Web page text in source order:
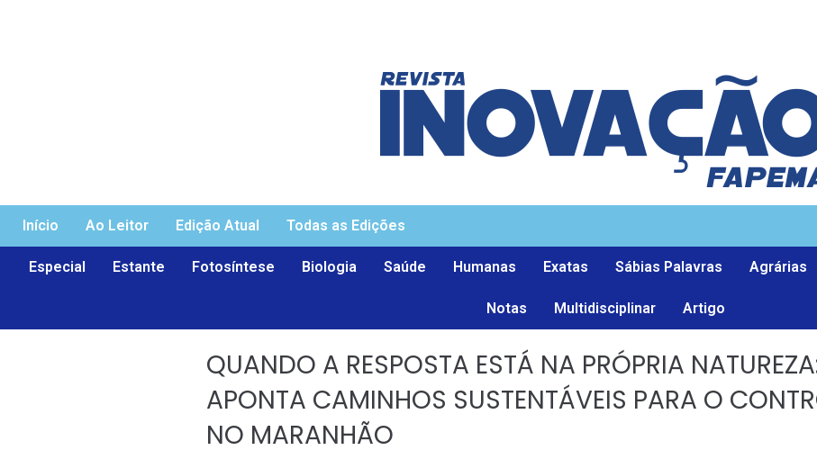
Início Ao Leitor Edição Atual Todas as Edições
Especial Estante Fotosíntese Biologia Saúde Humanas Exatas Sábias Palavras Agrárias
Notas Multidisciplinar Artigo
QUANDO A RESPOSTA ESTÁ NA PRÓPRIA
APONTA CAMINHOS SUSTENTÁVEIS PARA O
NO MARANHÃO